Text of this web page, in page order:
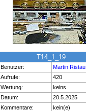
T14_1_19
Benutzer:
Martin Ristau
Aufrufe:
420
Wertung:
keins
Datum:
20.5.2025
Kommentare:
kein(e)